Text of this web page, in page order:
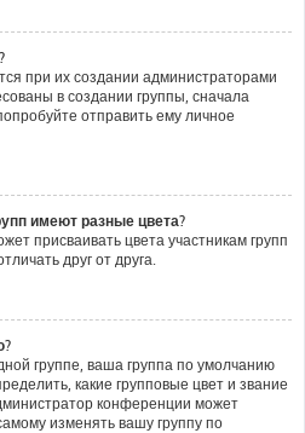
при их создании администраторами
в создании группы, сначала
отправить ему личное
имеют разные цвета?
присваивать цвета участникам групп
друг от друга.
группе, ваша группа по умолчанию
какие групповые цвет и звание
конференции может
изменять вашу группу по